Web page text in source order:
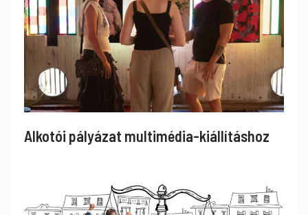
Alkotói pályázat multimédia-kiállításhoz